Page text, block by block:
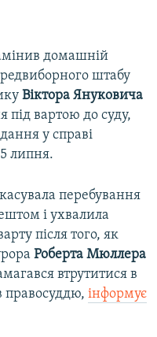
домашній
штабу
Віктора Януковича
вартою до суду,
у справі
липня.
перебування
і ухвалила
після того, як
Роберта Мюллера
втрутитися в
правосуддю, інформує